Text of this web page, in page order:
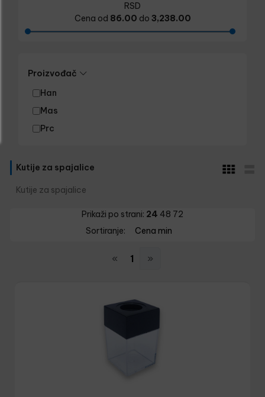
RSD
Cena od 86.00 do 3,238.00
Proizvođač
Han
Mas
Prc
Kutije za spajalice
Kutije za spajalice
Prikaži po strani: 24 48 72
Sortiranje:
Cena min
« 1 »